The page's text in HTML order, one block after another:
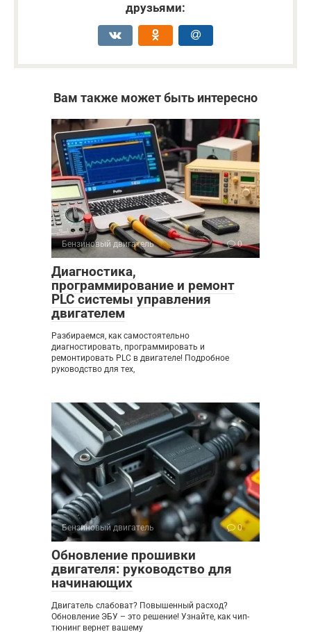
друзьями:
Вам также может быть интересно
Бензиновый двигатель 0
Диагностика,
программирование и ремонт
PLC системы управления
двигателем
Разбираемся, как самостоятельно
диагностировать, программировать и
ремонтировать PLC в двигателе! Подробное
руководство для тех,
Бензиновый двигатель 0
Обновление прошивки
двигателя: руководство для
начинающих
Двигатель слабоват? Повышенный расход?
Обновление ЭБУ – это решение! Узнайте, как чип-
тюнинг вернет вашему